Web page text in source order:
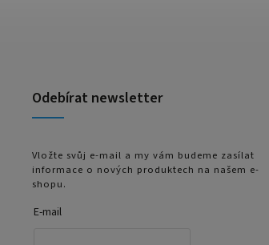
Odebírat newsletter
Vložte svůj e-mail a my vám budeme zasílat
informace o nových produktech na našem e-
shopu.
E-mail